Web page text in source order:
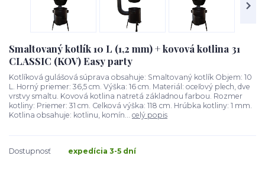
Smaltovaný kotlík 10 L (1,2 mm) + kovová kotlina 31
CLASSIC (KOV) Easy party
Kotlíková gulášová súprava obsahuje: Smaltovaný kotlík Objem: 10
L. Horný priemer: 36,5 cm. Výška: 16 cm. Materiál: oceľový plech, dve
vrstvy smaltu. Kovová kotlina natretá základnou farbou. Rozmer
kotliny: Priemer: 31 cm. Celková výška: 118 cm. Hrúbka kotliny: 1 mm.
Kotlina obsahuje: kotlinu, komín... celý popis
Dostupnosť expedícia 3-5 dní